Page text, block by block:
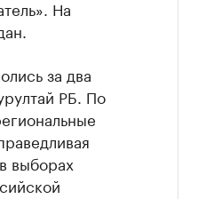
На
за два
РБ. По
выборах